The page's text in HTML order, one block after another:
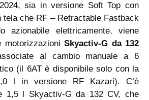
sia in versione Soft Top con
tela che RF – Retractable Fastback
azionabile elettricamente, viene
motorizzazioniSkyactiv-G da 132
al cambio manuale a 6
(il 6AT è disponibile solo con la
l in versione RF Kazari). C’è
1,5 l Skyactiv-G da 132 CV, che